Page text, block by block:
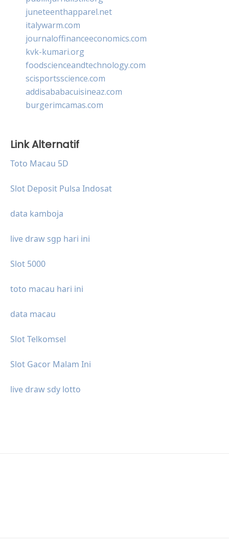
juneteenthapparel.net
italywarm.com
journaloffinanceeconomics.com
kvk-kumari.org
foodscienceandtechnology.com
scisportsscience.com
addisababacuisineaz.com
burgerimcamas.com
Link Alternatif
Toto Macau 5D
Slot Deposit Pulsa Indosat
data kamboja
live draw sgp hari ini
Slot 5000
toto macau hari ini
data macau
Slot Telkomsel
Slot Gacor Malam Ini
live draw sdy lotto